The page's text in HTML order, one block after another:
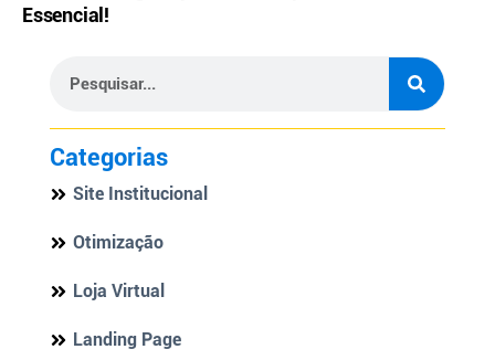
Essencial!
Categorias
Site Institucional
Otimização
Loja Virtual
Landing Page